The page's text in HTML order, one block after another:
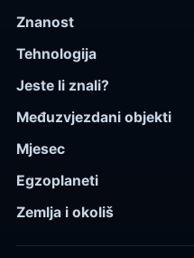
Znanost
Tehnologija
Jeste li znali?
Međuzvjezdani objekti
Mjesec
Egzoplaneti
Zemlja i okoliš